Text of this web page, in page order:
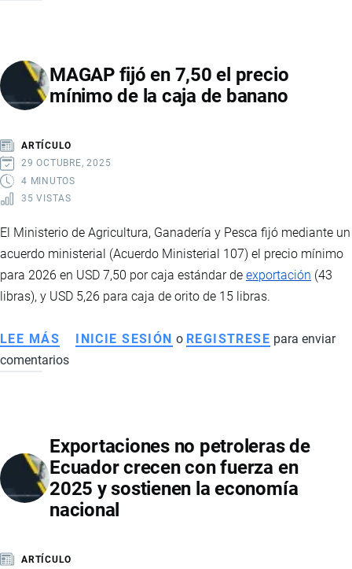
MINA
DE
IMPULSARÁ
LA
ECONOMÍA
EMPLEO
ECUADOR
MAGAP fijó en 7,50 el precio
mínimo de la caja de banano
ARTÍCULO
29 OCTUBRE, 2025
4 MINUTOS
35 VISTAS
El Ministerio de Agricultura, Ganadería y Pesca fijó mediante un
acuerdo ministerial (Acuerdo Ministerial 107) el precio mínimo
para 2026 en USD 7,50 por caja estándar de exportación (43
libras), y USD 5,26 para caja de orito de 15 libras.
LEE MÁS SOBRE
MAGAP
EL
PRECIO
MÍNIMO
DE
INICIE SESIÓN o REGISTRESE para enviar
comentarios
Exportaciones no petroleras de
Ecuador crecen con fuerza en
2025 y sostienen la economía
nacional
ARTÍCULO